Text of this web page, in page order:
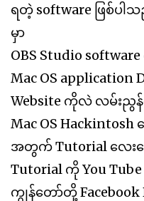
ရတဲ့ software ဖြစ်ပါ
မှာ
OBS Studio
Mac OS
Website ကိုလဲ လမ်းညွန်
Mac OS Hackintosh
အတွက် Tutorial လေး
Tutorial ကို You
ကျွန်တော်တို့ Facebook